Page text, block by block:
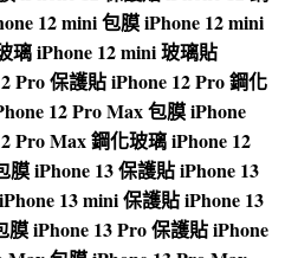
12 mini 包膜iPhone 12 mini
璃iPhone 12 mini 玻璃貼
Pro 保護貼iPhone 12 Pro 鋼化
12 Pro Max 包膜iPhone
Pro Max 鋼化玻璃iPhone 12
膜iPhone 13 保護貼iPhone 13
iPhone 13 mini 保護貼iPhone 13
膜iPhone 13 Pro 保護貼iPhone